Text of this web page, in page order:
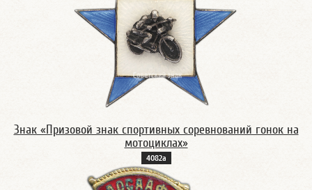
Знак «Призовой знак спортивных соревнований гонок на
мотоциклах»
4082а